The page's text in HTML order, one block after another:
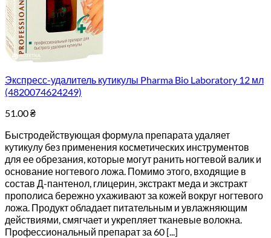
Экспресс-удалитель кутикулы Pharma Bio Laboratory 12 мл
(4820074624249)
51.00₴
Быстродействующая формула препарата удаляет
кутикулу без применения косметических инструментов
для ее обрезания, которые могут ранить ногтевой валик и
основание ногтевого ложа. Помимо этого, входящие в
состав Д-пантенол, глицерин, экстракт меда и экстракт
прополиса бережно ухаживают за кожей вокруг ногтевого
ложа. Продукт обладает питательным и увлажняющим
действиями, смягчает и укрепляет тканевые волокна.
Профессиональный препарат за 60 [...]